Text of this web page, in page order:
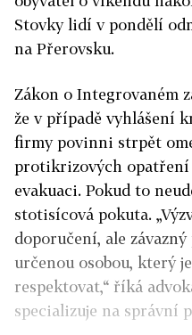
Stovky lidí v pondělí
na Přerovsku.
Zákon o Integrovaném
že v případě vyhlášení
firmy povinni strpět
protikrizových opatření
evakuaci. Pokud to
stotisícová pokuta.
doporučení, ale
určenou osobou, který
respektovat,“ říká
specializuje na správní